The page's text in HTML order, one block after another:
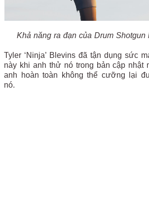
Khả năng ra đạn của Drum Shotgun
Tyler ‘Ninja’ Blevins đã tận dụng sức
này khi anh thử nó trong bản cập nhật
anh hoàn toàn không thể cưỡng lại
nó.